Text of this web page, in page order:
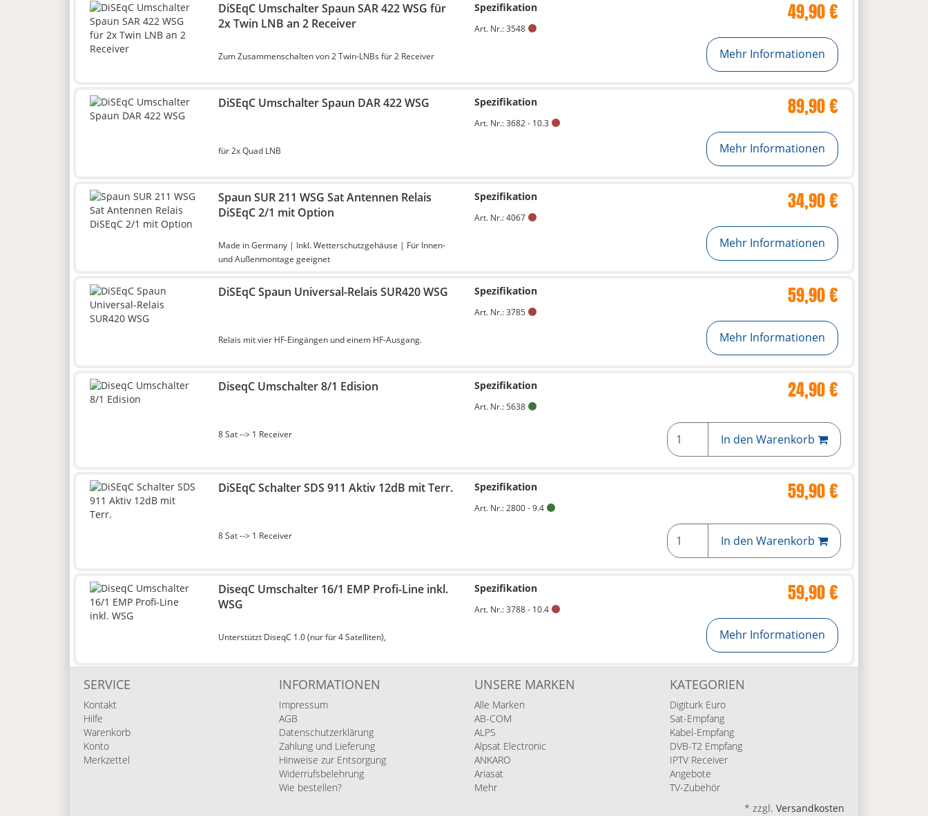
DiSEqC Umschalter Spaun SAR 422 WSG für
2x Twin LNB an 2 Receiver
Zum Zusammenschalten von 2 Twin-LNBs für 2 Receiver
Spezifikation
Art. Nr.: 3548
49,90 €
Mehr Informationen
DiSEqC Umschalter Spaun DAR 422 WSG
für 2x Quad LNB
Spezifikation
Art. Nr.: 3682 - 10.3
89,90 €
Mehr Informationen
Spaun SUR 211 WSG Sat Antennen Relais
DiSEqC 2/1 mit Option
Made in Germany | Inkl. Wetterschutzgehäuse | Für Innen-
und Außenmontage geeignet
Spezifikation
Art. Nr.: 4067
34,90 €
Mehr Informationen
DiSEqC Spaun Universal-Relais SUR420 WSG
Relais mit vier HF-Eingängen und einem HF-Ausgang.
Spezifikation
Art. Nr.: 3785
59,90 €
Mehr Informationen
DiseqC Umschalter 8/1 Edision
8 Sat --> 1 Receiver
Spezifikation
Art. Nr.: 5638
24,90 €
In den Warenkorb
DiSEqC Schalter SDS 911 Aktiv 12dB mit Terr.
8 Sat --> 1 Receiver
Spezifikation
Art. Nr.: 2800 - 9.4
59,90 €
In den Warenkorb
DiseqC Umschalter 16/1 EMP Profi-Line inkl.
WSG
Unterstützt DiseqC 1.0 (nur für 4 Satelliten),
Spezifikation
Art. Nr.: 3788 - 10.4
59,90 €
Mehr Informationen
SERVICE
Kontakt
Hilfe
Warenkorb
Konto
Merkzettel
INFORMATIONEN
Impressum
AGB
Datenschutzerklärung
Zahlung und Lieferung
Hinweise zur Entsorgung
Widerrufsbelehrung
Wie bestellen?
UNSERE MARKEN
Alle Marken
AB-COM
ALPS
Alpsat Electronic
ANKARO
Ariasat
Mehr
KATEGORIEN
Digiturk Euro
Sat-Empfang
Kabel-Empfang
DVB-T2 Empfang
IPTV Receiver
Angebote
TV-Zubehör
*zzgl.Versandkosten